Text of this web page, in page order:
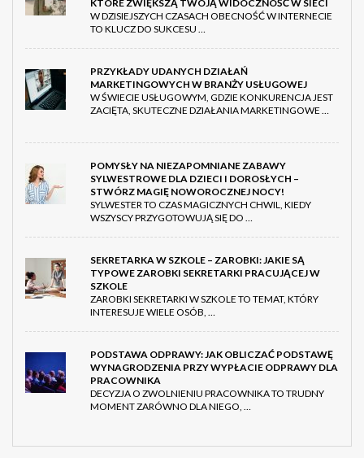
KTÓRE ZWIĘKSZĄ TWOJĄ WIDOCZNOŚĆ W SIECI
W DZISIEJSZYCH CZASACH OBECNOŚĆ W INTERNECIE
TO KLUCZ DO SUKCESU …
PRZYKŁADY UDANYCH DZIAŁAŃ
MARKETINGOWYCH W BRANŻY USŁUGOWEJ
W ŚWIECIE USŁUGOWYM, GDZIE KONKURENCJA JEST
ZACIĘTA, SKUTECZNE DZIAŁANIA MARKETINGOWE …
POMYSŁY NA NIEZAPOMNIANE ZABAWY
SYLWESTROWE DLA DZIECI I DOROSŁYCH –
STWÓRZ MAGIĘ NOWOROCZNEJ NOCY!
SYLWESTER TO CZAS MAGICZNYCH CHWIL, KIEDY
WSZYSCY PRZYGOTOWUJĄ SIĘ DO …
SEKRETARKA W SZKOLE – ZAROBKI: JAKIE SĄ
TYPOWE ZAROBKI SEKRETARKI PRACUJĄCEJ W
SZKOLE
ZAROBKI SEKRETARKI W SZKOLE TO TEMAT, KTÓRY
INTERESUJE WIELE OSÓB, …
PODSTAWA ODPRAWY: JAK OBLICZAĆ PODSTAWĘ
WYNAGRODZENIA PRZY WYPŁACIE ODPRAWY DLA
PRACOWNIKA
DECYZJA O ZWOLNIENIU PRACOWNIKA TO TRUDNY
MOMENT ZARÓWNO DLA NIEGO, …